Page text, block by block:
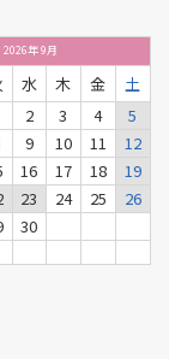
2026年9月
水 木 金
土
2 3 4
5
9 10 11
12
16 17 18
19
23 24 25
26
30